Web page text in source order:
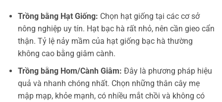
Trồng bằng Hạt Giống: Chọn hạt giống tại các cơ sở
nông nghiệp uy tín. Hạt bạc hà rất nhỏ, nên cần gieo cẩn
thận. Tỷ lệ nảy mầm của hạt giống bạc hà thường
không cao bằng giâm cành.
Trồng bằng Hom/Cành Giâm: Đây là phương pháp hiệu
quả và nhanh chóng nhất. Chọn những thân cây mẹ
mập mạp, khỏe mạnh, có nhiều mắt chồi và không có